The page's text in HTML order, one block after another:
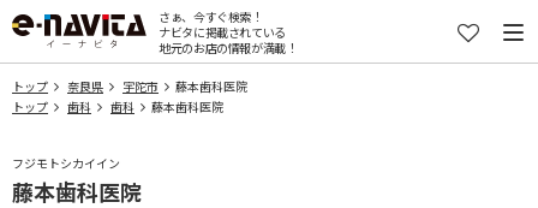
さぁ、今すぐ検索！
ナビタに掲載されている
地元のお店の情報が満載！
トップ 奈良県 宇陀市
藤本歯科医院
トップ
歯科 歯科 藤本歯科医院
フジモトシカイイン
藤本歯科医院